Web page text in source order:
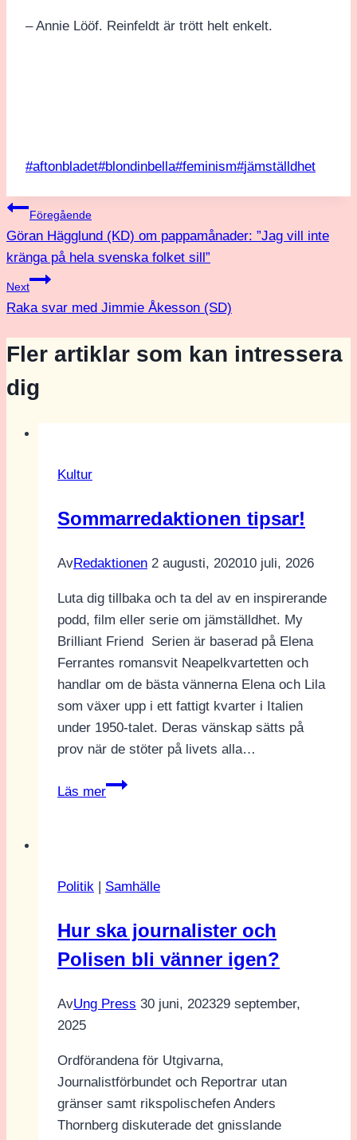
– Annie Lööf. Reinfeldt är trött helt enkelt.
Post
#aftonbladet#blondinbella#feminism#jämställdhet
Inläggsnavigering
Föregående
Göran Hägglund (KD) om pappamånader: ”Jag vill inte
kränga på hela svenska folket sill”
Next
Raka svar med Jimmie Åkesson (SD)
Fler artiklar som kan intressera
dig
Kultur
Sommarredaktionen tipsar!
AvRedaktionen 2 augusti, 202010 juli, 2026
Luta dig tillbaka och ta del av en inspirerande
podd, film eller serie om jämställdhet. My
Brilliant Friend Serien är baserad på Elena
Ferrantes romansvit Neapelkvartetten och
handlar om de bästa vännerna Elena och Lila
som växer upp i ett fattigt kvarter i Italien
under 1950-talet. Deras vänskap sätts på
prov när de stöter på livets alla…
Läs mer
Sommarredaktionen
Politik | Samhälle
Hur ska journalister och
Polisen bli vänner igen?
AvUng Press 30 juni, 202329 september,
2025
Ordförandena för Utgivarna,
Journalistförbundet och Reportrar utan
gränser samt rikspolischefen Anders
Thornberg diskuterade det gnisslande